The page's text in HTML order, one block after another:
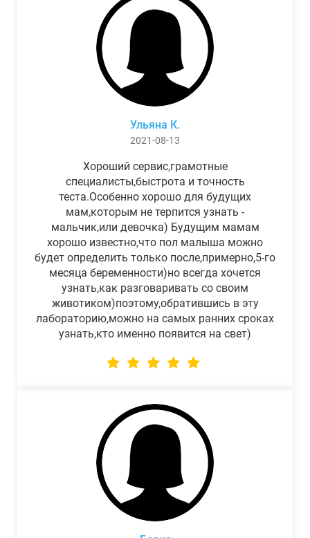
Ульяна К.
2021-08-13
Хороший сервис,грамотные
специалисты,быстрота и точность
теста.Особенно хорошо для будущих
мам,которым не терпится узнать -
мальчик,или девочка) Будущим мамам
хорошо известно,что пол малыша можно
будет определить только после,примерно,5-го
месяца беременности)но всегда хочется
узнать,как разговаривать со своим
животиком)поэтому,обратившись в эту
лабораторию,можно на самых ранних сроках
узнать,кто именно появится на свет)